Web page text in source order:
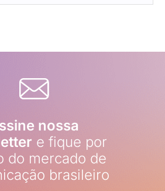
nossa
e fique por
do mercado de
brasileiro